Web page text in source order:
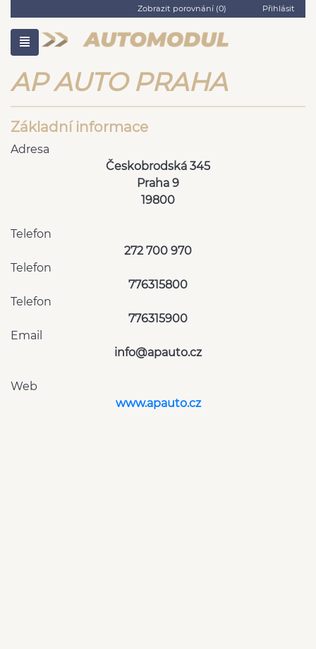
Zobrazit porovnání (0) Přihlásit
AP AUTO PRAHA
Základní informace
Adresa
Českobrodská 345
Praha 9
19800
Telefon
272 700 970
Telefon
776315800
Telefon
776315900
Email
info@apauto.cz
Web
www.apauto.cz